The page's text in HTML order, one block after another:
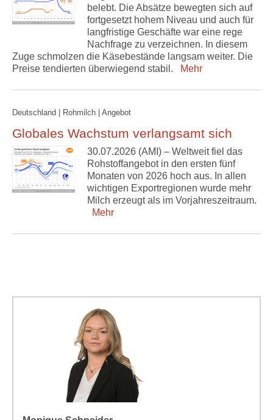
belebt. Die Absätze bewegten sich auf
fortgesetzt hohem Niveau und auch für
langfristige Geschäfte war eine rege
Nachfrage zu verzeichnen. In diesem
Zuge schmolzen die Käsebestände langsam weiter. Die
Preise tendierten überwiegend stabil.
Mehr
Deutschland | Rohmilch | Angebot
Globales Wachstum verlangsamt sich
30.07.2026 (AMI) – Weltweit fiel das
Rohstoffangebot in den ersten fünf
Monaten von 2026 hoch aus. In allen
wichtigen Exportregionen wurde mehr
Milch erzeugt als im Vorjahreszeitraum.
Mehr